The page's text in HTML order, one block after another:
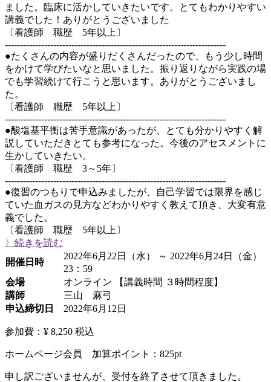
ました。臨床に活かしていきたいです。とてもわかりやすい
講義でした！ありがとうございました
〔看護師 職歴 5年以上〕
-------------------------------------------------------------------------
●たくさんの内容が盛りだくさんだったので、もう少し時間
をかけて学びたいなと思いました。振り返りながら実践の場
でも学習続けて行こうと思います。ありがとうございまし
た。
〔看護師 職歴 5年以上〕
-------------------------------------------------------------------------
●酸塩基平衡は苦手意識があったが、とても分かりやすく解
説していただきとても参考になった。今後のアセスメントに
生かしていきたい。
〔看護師 職歴 3～5年〕
-------------------------------------------------------------------------
●復習のつもりで申込みましたが、自己学習では限界を感じ
ていた血ガスの見方などわかりやすく教えて頂き、大変有意
義でした。
〔看護師 職歴 5年以上〕
〉続きを読む
開催日時
2022年6月22日（水） ～ 2022年6月24日（金）
23：59
会場
オンライン 【講義時間 ３時間程度】
講師
三山 麻弓
申込締切日
2022年6月12日
参加費：¥ 8,250 税込
ホームページ会員 加算ポイント： 825pt
申し訳ございませんが、受付を終了させて頂きました。